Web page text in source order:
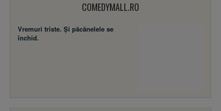
COMEDYMALL.RO
Vremuri triste. Şi păcănelele se
închid.